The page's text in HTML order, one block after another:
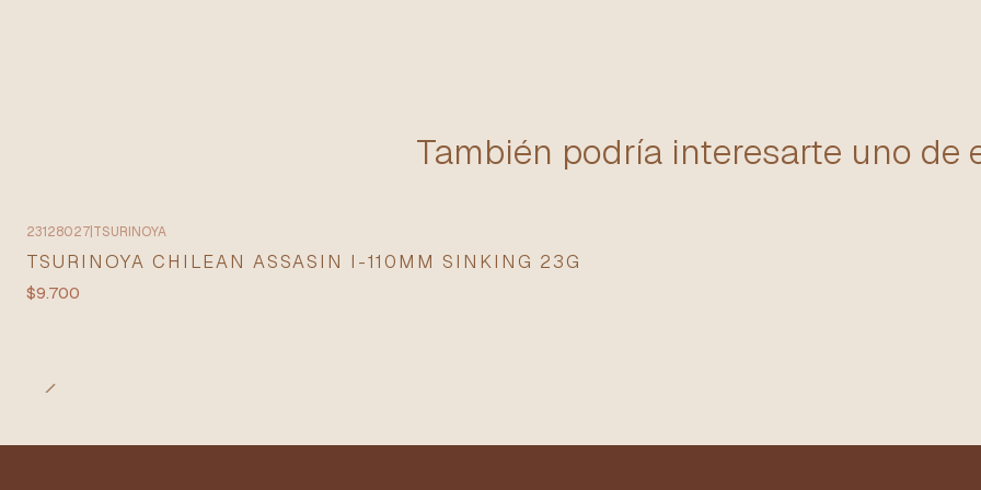
También podría interesarte uno de
23128027 TSURINOYA
TSURINOYA CHILEAN ASSASIN I-110MM SINKING 23G
$9.700